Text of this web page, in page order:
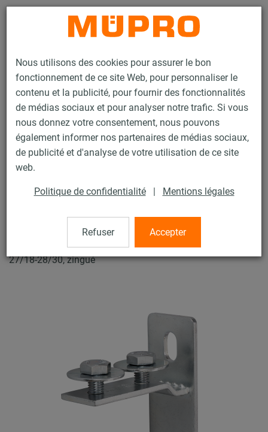
Nous utilisons des cookies pour assurer le bon
fonctionnement de ce site Web, pour personnaliser le
contenu et la publicité, pour fournir des fonctionnalités
de médias sociaux et pour analyser notre trafic. Si vous
nous donnez votre consentement, nous pouvons
également informer nos partenaires de médias sociaux,
de publicité et d'analyse de votre utilisation de ce site
web.
Politique de confidentialité | Mentions légales
Refuser Accepter
Contact
Produits Technique de fixation
Rails d'installation
Té d’assemblage MPC
Té d’assemblage MPC
Té d'assemblage MPC, soudure transversale, pour Profil
27/18-28/30, zingué